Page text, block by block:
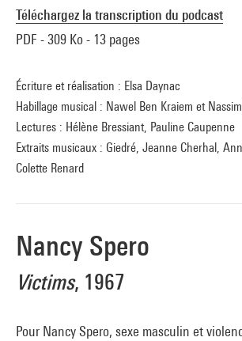
Téléchargez la transcription du podcast
PDF - 309 Ko - 13 pages
Écriture et réalisation : Elsa Daynac
Habillage musical : Nawel Ben Kraiem et
Lectures : Hélène Bressiant, Pauline Caupenne
Extraits musicaux : Giedré, Jeanne Cherhal,
Colette Renard
Nancy Spero
Victims, 1967
Pour Nancy Spero, sexe masculin et